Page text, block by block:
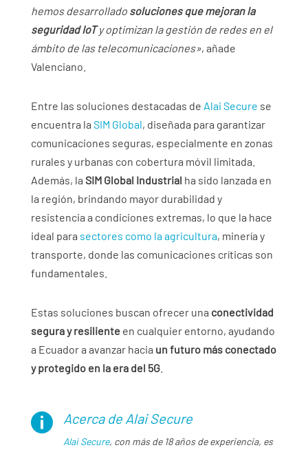
hemos desarrollado soluciones que mejoran la
seguridad IoTy optimizan la gestión de redes en el
ámbito de las telecomunicaciones», añade
Valenciano.
Entre las soluciones destacadas de Alai Secure se
encuentra la SIM Global, diseñada para garantizar
comunicaciones seguras, especialmente en zonas
rurales y urbanas con cobertura móvil limitada.
Además, la SIM Global Industrial ha sido lanzada en
la región, brindando mayor durabilidad y
resistencia a condiciones extremas, lo que la hace
ideal para sectores como la agricultura, minería y
transporte, donde las comunicaciones críticas son
fundamentales.
Estas soluciones buscan ofrecer una conectividad
segura y resilienteen cualquier entorno, ayudando
a Ecuador a avanzar hacia un futuro más conectado
y protegido en la era del 5G.
 Acerca de Alai Secure
Alai Secure, con más de 18 años de experiencia, es